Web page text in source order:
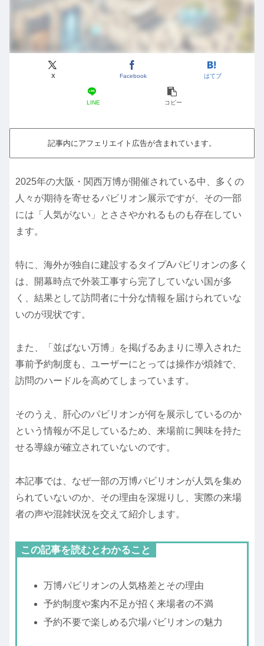
X Facebook はてブ
LINE コピー
記事内にアフェリエイト広告が含まれています。
2025年の大阪・関西万博が開催されている中、多くの
人々が期待を寄せるパビリオン展示ですが、その一部
には「人気がない」とささやかれるものも存在してい
ます。
特に、海外が独自に建設するタイプAパビリオンの多く
は、開幕時点で外装工事すら完了していない国が多
く、結果として訪問者に十分な情報を届けられていな
いのが現状です。
また、「並ばない万博」を掲げるあまりに導入された
事前予約制度も、ユーザーにとっては操作が煩雑で、
訪問のハードルを高めてしまっています。
そのうえ、肝心のパビリオンが何を展示しているのか
という情報が不足しているため、来場前に興味を持た
せる導線が確立されていないのです。
本記事では、なぜ一部の万博パビリオンが人気を集め
られていないのか、その理由を深堀りし、実際の来場
者の声や混雑状況を交えて紹介します。
この記事を読むとわかること
万博パビリオンの人気格差とその理由
予約制度や案内不足が招く来場者の不満
予約不要で楽しめる穴場パビリオンの魅力